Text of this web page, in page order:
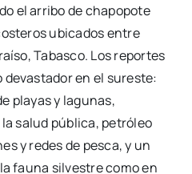
el arribo de chapopote
ubicados entre
Tabasco. Los reportes
en el sureste:
playas y lagunas,
salud pública, petróleo
y redes de pesca, y un
fauna silvestre como en